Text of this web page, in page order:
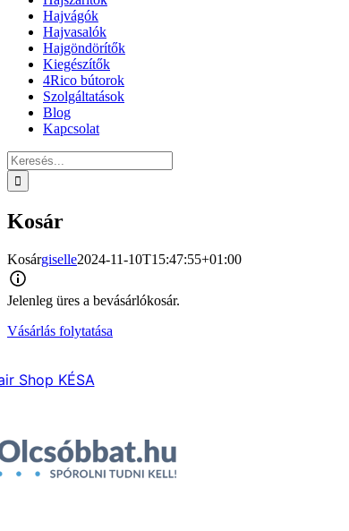
Hajvágók
Hajvasalók
Hajgöndörítők
Kiegészítők
4Rico bútorok
Szolgáltatások
Blog
Kapcsolat
Keresés...
Kosár
Kosárgiselle2024-11-10T15:47:55+01:00
Jelenleg üres a bevásárlókosár.
Vásárlás folytatása
Shop KÉSA